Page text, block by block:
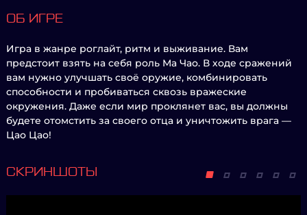
ОБ ИГРЕ
Игра в жанре роглайт, ритм и выживание. Вам
предстоит взять на себя роль Ма Чао. В ходе сражений
вам нужно улучшать своё оружие, комбинировать
способности и пробиваться сквозь вражеские
окружения. Даже если мир проклянет вас, вы должны
будете отомстить за своего отца и уничтожить врага —
Цао Цао!
СКРИНШОТЫ